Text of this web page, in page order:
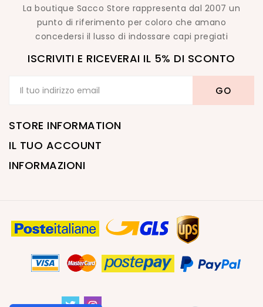
La boutique Sacco Store rappresenta dal 2007 un
punto di riferimento per coloro che amano
concedersi il lusso di indossare capi pregiati
ISCRIVITI E RICEVERAI IL 5% DI SCONTO
STORE INFORMATION
IL TUO ACCOUNT
INFORMAZIONI